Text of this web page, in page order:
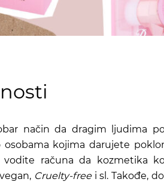
način da dragim ljudima
osobama kojima darujete
računa da kozmetika
Cruelty-freei sl. Takođe,